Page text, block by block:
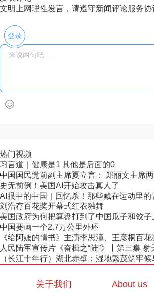
文明上网理性发言，请遵守新闻评论服务协
登录
热门视频
习言道｜健康是1 其他是后面的0
中国国民党前副主席夏立言： 郑丽文主席
史无前例！美国AI开始攻击真人了
AI眼中的中国｜回忆杀！那些藏在运动里的
刘浩存百花奖开幕式红衣独舞
美国政府为何把算盘打到了中国瓜子和饺
中国要画一个2.7万公里外环
《给阿嬷的情书》主演李思潼、王彦桐百
人民陆军宣传片《奋楫之“陆”》丨第三集 射
（长江十年行）湖北赤壁：湿地繁茂筑牢候
关于我们 About us